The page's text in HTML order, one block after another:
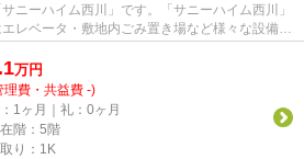
ニーハイム西川」です。「サニーハイム西川」
レベータ・敷地内ごみ置き場など様々な設備や
万円
理費・共益費 -)
1ヶ月｜礼：0ヶ月
階：5階
り：1K